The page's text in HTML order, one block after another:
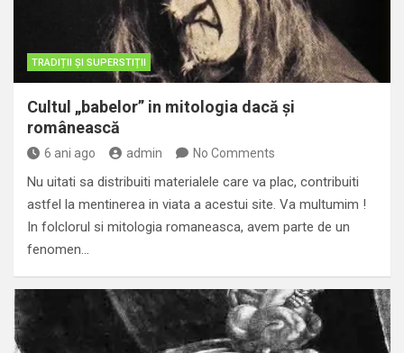
TRADIȚII ȘI SUPERSTIȚII
Cultul „babelor” in mitologia dacă și
românească
6 ani ago admin No Comments
Nu uitati sa distribuiti materialele care va plac, contribuiti
astfel la mentinerea in viata a acestui site. Va multumim !
In folclorul si mitologia romaneasca, avem parte de un
fenomen…